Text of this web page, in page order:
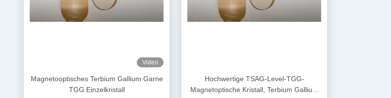
Video
Magnetooptisches Terbium Gallium Garne
TGG Einzelkristall
Hochwertige TSAG-Level-TGG-
Magnetoptische Kristall, Terbium Gallium